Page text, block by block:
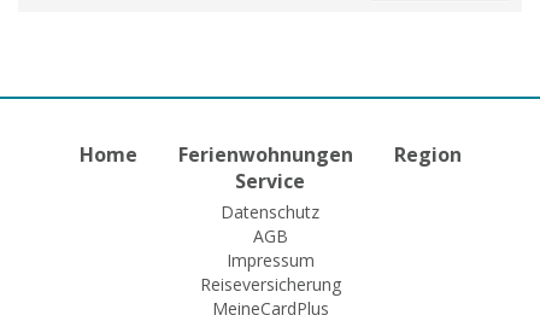
Home Ferienwohnungen
Region
Service
Datenschutz
AGB
Impressum
Reiseversicherung
MeineCardPlus